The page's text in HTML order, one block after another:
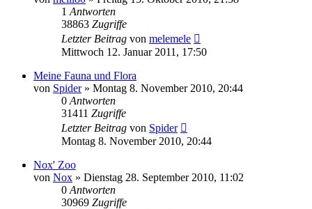
1 Antworten
38863 Zugriffe
Letzter Beitrag von melemele
Mittwoch 12. Januar 2011, 17:50
Meine Fauna und Flora
von Spider» Montag 8. November 2010, 20:44
0 Antworten
31411 Zugriffe
Letzter Beitrag von Spider
Montag 8. November 2010, 20:44
Nox' Zoo
von Nox » Dienstag 28. September 2010, 11:02
0 Antworten
30969 Zugriffe